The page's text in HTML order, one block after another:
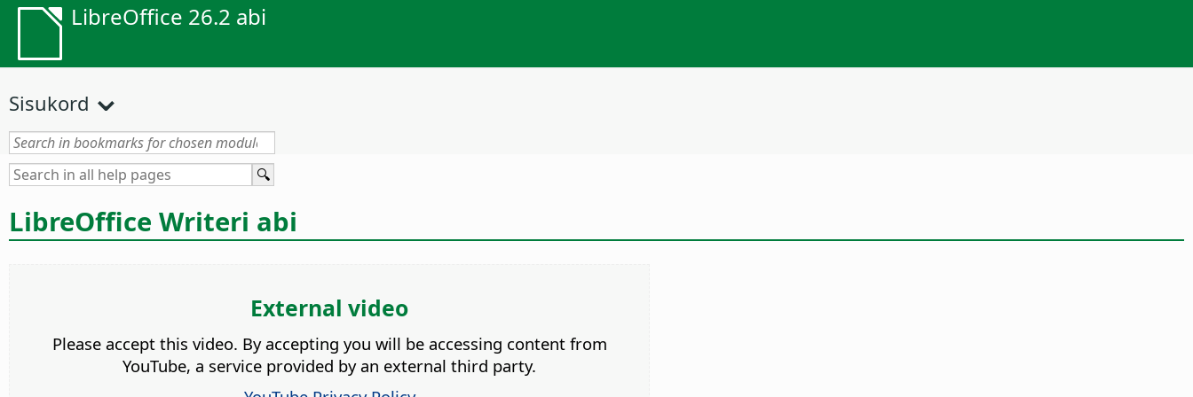
LibreOffice 26.2 abi
Sisukord
LibreOffice Writeri abi
External video
Please accept this video. By accepting you will be accessing content from
YouTube, a service provided by an external third party.